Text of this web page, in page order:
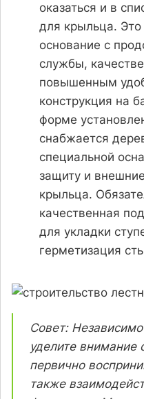
оказаться и в
для крыльца.
основание с
службы,
повышенным
конструкция на
форме
снабжается
специальной
защиту и
крыльца.
качественная
для укладки
герметизация
Совет:
уделите внимание
первично
также